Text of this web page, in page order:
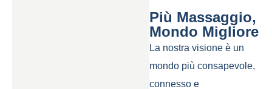
Più Massaggio,
Mondo Migliore
La nostra visione è un
mondo più consapevole,
connesso e